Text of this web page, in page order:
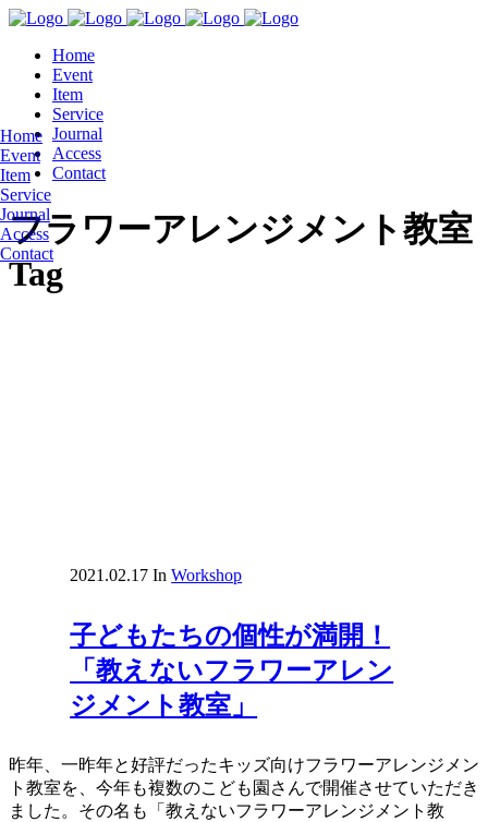
Home
Event
Item
Service
Journal
Access
Contact
Home
Event
Item
Service
Journal
Access
Contact
フラワーアレンジメント教室
Tag
2021.02.17 In Workshop
子どもたちの個性が満開！
「教えないフラワーアレン
ジメント教室」
昨年、一昨年と好評だったキッズ向けフラワーアレンジメン
ト教室を、今年も複数のこども園さんで開催させていただき
ました。その名も「教えないフラワーアレンジメント教